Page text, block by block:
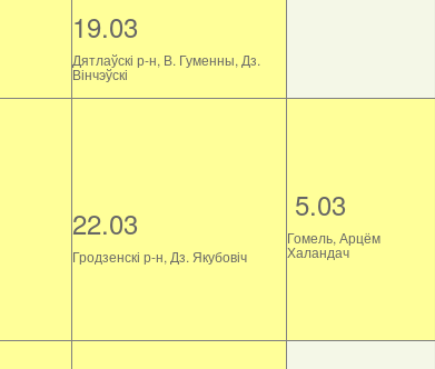
19.03
Дятлаўскі р-н, В. Гуменны, Дз.
Вінчэўскі
22.03
Гродзенскі р-н, Дз. Якубовіч
5.03
Гомель, Арцём
Халандач